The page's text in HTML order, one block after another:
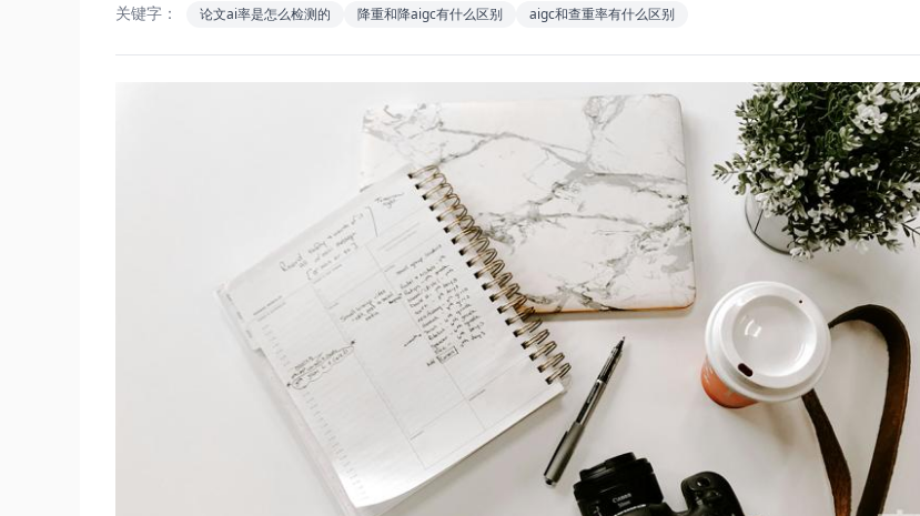
关键字：
论文ai率是怎么检测的 降重和降aigc有什么区别 aigc和查重率有什么区别